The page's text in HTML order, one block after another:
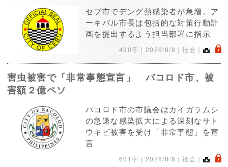
セブ市でデング熱感染者が急増。ア
ーキバル市長は包括的な対策行動計
画を提出するよう担当部署に指示
490字｜ 2026/8/8 ｜社会｜ .
害虫被害で「非常事態宣言」 バコロド市、被
害額２億ペソ
バコロド市の市議会はカイガラムシ
の急速な感染拡大による深刻なサト
ウキビ被害を受け「非常事態」を宣
言
601字｜ 2026/8/8 ｜社会｜ .